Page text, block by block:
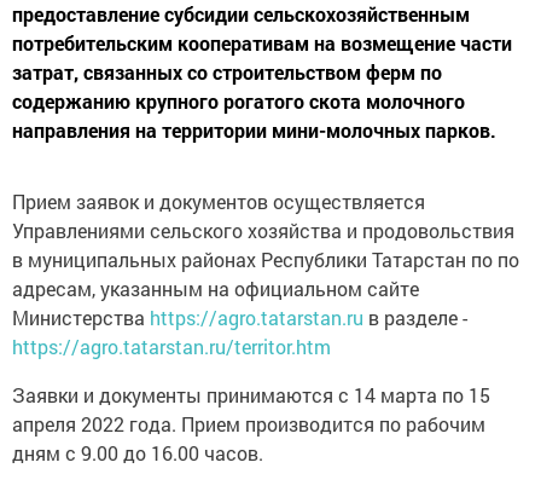
предоставление субсидии сельскохозяйственным
потребительским кооперативам на возмещение части
затрат, связанных со строительством ферм по
содержанию крупного рогатого скота молочного
направления на территории мини-молочных парков.
Прием заявок и документов осуществляется
Управлениями сельского хозяйства и продовольствия
в муниципальных районах Республики Татарстан по по
адресам, указанным на официальном сайте
Министерства https://agro.tatarstan.ru в разделе -
https://agro.tatarstan.ru/territor.htm
Заявки и документы принимаются с 14 марта по 15
апреля 2022 года. Прием производится по рабочим
дням с 9.00 до 16.00 часов.